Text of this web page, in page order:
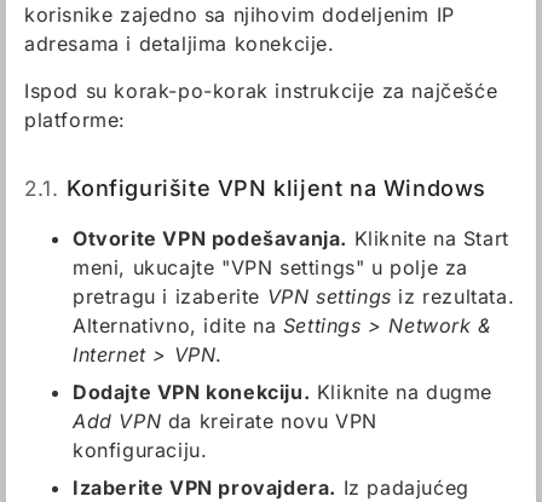
korisnike zajedno sa njihovim dodeljenim IP
adresama i detaljima konekcije.
Ispod su korak-po-korak instrukcije za najčešće
platforme:
2.1. Konfigurišite VPN klijent na Windows
Otvorite VPN podešavanja. Kliknite na Start
meni, ukucajte "VPN settings" u polje za
pretragu i izaberite VPN settings iz rezultata.
Alternativno, idite na Settings > Network &
Internet > VPN.
Dodajte VPN konekciju. Kliknite na dugme
Add VPN da kreirate novu VPN
konfiguraciju.
Izaberite VPN provajdera. Iz padajućeg